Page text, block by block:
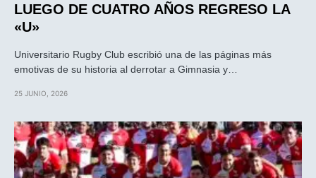
LUEGO DE CUATRO AÑOS REGRESO LA
«U»
Universitario Rugby Club escribió una de las páginas más
emotivas de su historia al derrotar a Gimnasia y…
25 JUNIO, 2026